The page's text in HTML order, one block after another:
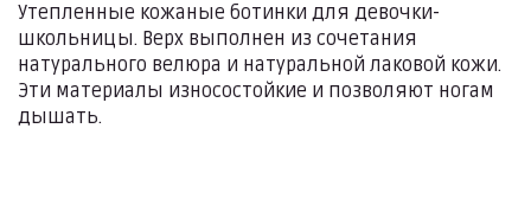
Утепленные кожаные ботинки для девочки-
школьницы. Верх выполнен из сочетания
натурального велюра и натуральной лаковой кожи.
Эти материалы износостойкие и позволяют ногам
дышать.